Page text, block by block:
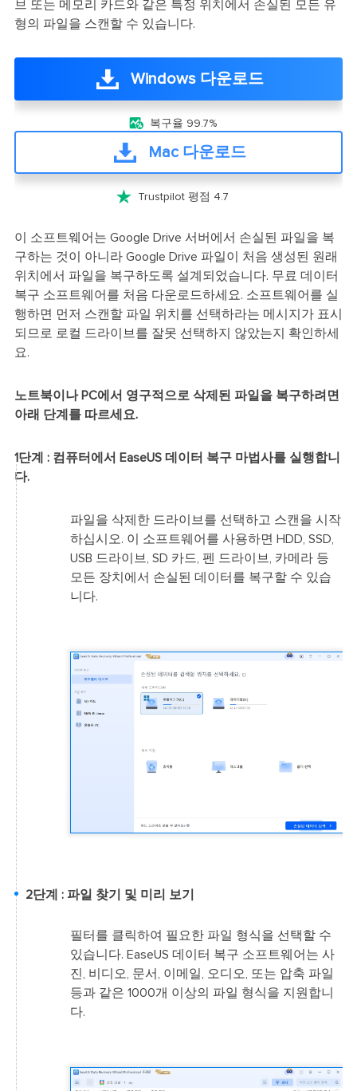
브 또는 메모리 카드와 같은 특정 위치에서 손실된 모든 유
형의 파일을 스캔할 수 있습니다.
Windows 다운로드
 복구율 99.7%
Mac 다운로드
 Trustpilot 평점 4.7
이 소프트웨어는 Google Drive 서버에서 손실된 파일을 복
구하는 것이 아니라 Google Drive 파일이 처음 생성된 원래
위치에서 파일을 복구하도록 설계되었습니다. 무료 데이터
복구 소프트웨어를 처음 다운로드하세요. 소프트웨어를 실
행하면 먼저 스캔할 파일 위치를 선택하라는 메시지가 표시
되므로 로컬 드라이브를 잘못 선택하지 않았는지 확인하세
요.
노트북이나 PC에서 영구적으로 삭제된 파일을 복구하려면
아래 단계를 따르세요.
1단계 : 컴퓨터에서 EaseUS 데이터 복구 마법사를 실행합니
다.
파일을 삭제한 드라이브를 선택하고 스캔을 시작
하십시오. 이 소프트웨어를 사용하면 HDD, SSD,
USB 드라이브, SD 카드, 펜 드라이브, 카메라 등
모든 장치에서 손실된 데이터를 복구할 수 있습
니다.
2단계 : 파일 찾기 및 미리 보기
필터를 클릭하여 필요한 파일 형식을 선택할 수
있습니다. EaseUS 데이터 복구 소프트웨어는 사
진, 비디오, 문서, 이메일, 오디오, 또는 압축 파일
등과 같은 1000개 이상의 파일 형식을 지원합니
다.